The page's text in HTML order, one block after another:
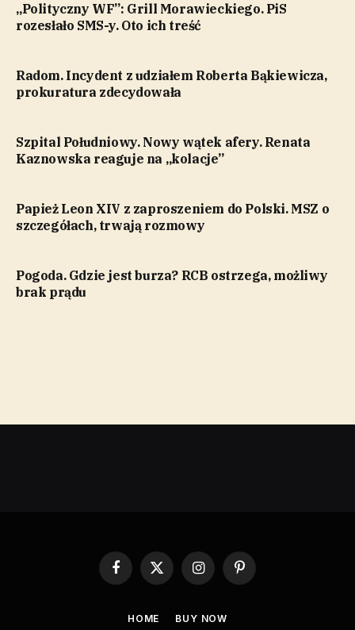
„Polityczny WF”: Grill Morawieckiego. PiS
rozesłało SMS-y. Oto ich treść
Radom. Incydent z udziałem Roberta Bąkiewicza,
prokuratura zdecydowała
Szpital Południowy. Nowy wątek afery. Renata
Kaznowska reaguje na „kolacje”
Papież Leon XIV z zaproszeniem do Polski. MSZ o
szczegółach, trwają rozmowy
Pogoda. Gdzie jest burza? RCB ostrzega, możliwy
brak prądu
Facebook
X
InstagramPinterest
HOME BUY NOW